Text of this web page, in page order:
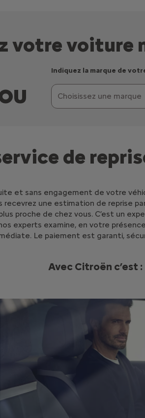
votre voiture
Indiquez la marque de
de
et sans engagement de votre
une estimation de reprise
proche de chez vous. C’est un
experts examine, en votre
Le paiement est garanti,
Avec Citroën c’est :